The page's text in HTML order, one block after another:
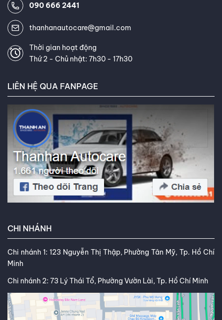
090 666 2441
thanhanautocare@gmail.com
Thời gian hoạt động
Thứ 2 - Chủ nhật: 7h30 - 17h30
LIÊN HỆ QUA FANPAGE
CHI NHÁNH
Chi nhánh 1: 123 Nguyễn Thị Thập, Phường Tân Mỹ, Tp. Hồ Chí
Minh
Chi nhánh 2: 73 Lý Thái Tổ, Phường Vườn Lài, Tp. Hồ Chí Minh